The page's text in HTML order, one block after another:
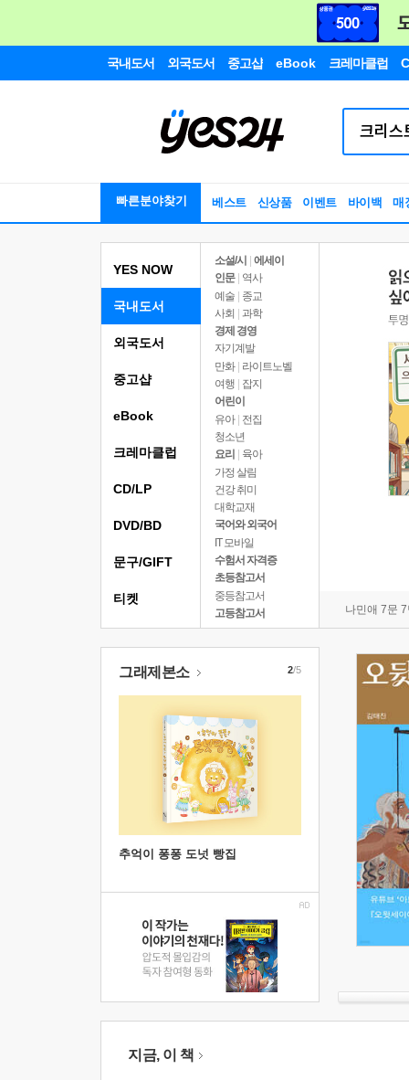
국내도서 외국도서 중고샵 eBook 크레마클럽
빠른분야찾기 베스트 신상품 이벤트 바이백 매
YES NOW
국내도서
소설/시
에세이
인문
역사
예술 | 종교
사회 | 과학
경제 경영
자기계발
만화 | 라이트노벨
여행
잡지
어린이
유아 | 전집
청소년
요리
육아
가정 살림
건강 취미
대학교재
국어와 외국어
IT 모바일
수험서 자격증
초등참고서
중등참고서
고등참고서
나민애 7문
외국도서
중고샵
eBook
크레마클럽
CD/LP
DVD/BD
문구/GIFT
티켓
그래제본소
추억이 퐁퐁 도넛 빵집
2/5
지금, 이 책